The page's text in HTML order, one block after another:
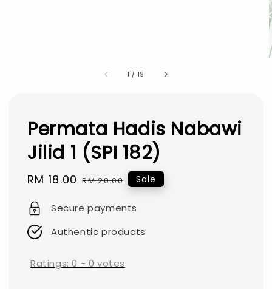
1 / 19
Permata Hadis Nabawi
Jilid 1 (SPI 182)
Sale
RM 18.00 Regular
RM 20.00 Sale
Secure payments
Authentic products
Ratings:0 - 0 votes